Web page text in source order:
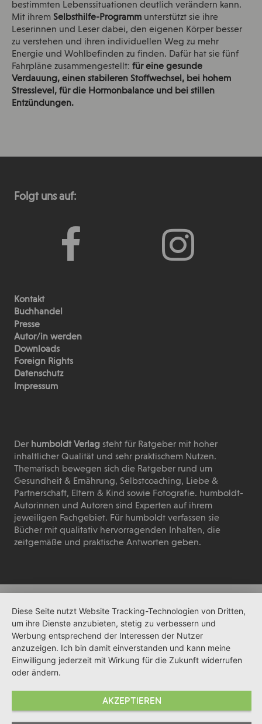
bestimmten Lebenssituationen deutlich verändern kann.
Mit ihrem Selbsthilfe-Programmunterstützt sie ihre
Leserinnen und Leser dabei, den eigenen Körper besser
zu verstehen und ihren individuellen Weg zu mehr
Energie und Wohlbefinden zu finden. Dafür hat sie fünf
Fahrpläne zusammengestellt: für eine gesunde
Verdauung, einen stabileren Stoffwechsel, bei hohem
Stresslevel, für die Hormonbalance und bei stillen
Entzündungen.
Folgt uns auf:
Kontakt
Buchhandel
Presse
Autor/in werden
Downloads
Foreign Rights
Datenschutz
Impressum
Derhumboldt Verlag steht für Ratgeber mit hoher
inhaltlicher Qualität und sehr praktischem Nutzen.
Thematisch bewegen sich die Ratgeber rund um
Gesundheit & Ernährung, Selbstcoaching, Liebe &
Partnerschaft, Eltern & Kind sowie Fotografie. humboldt-
Autorinnen und Autoren sind Experten auf ihrem
jeweiligen Fachgebiet. Für humboldt verfassen sie
Bücher mit qualitativ hervorragenden Inhalten, die
zeitgemäße und praktische Antworten geben.
Diese Seite nutzt Website Tracking-Technologien von Dritten,
um ihre Dienste anzubieten, stetig zu verbessern und
Werbung entsprechend der Interessen der Nutzer
anzuzeigen. Ich bin damit einverstanden und kann meine
Einwilligung jederzeit mit Wirkung für die Zukunft widerrufen
oder ändern.
AKZEPTIEREN